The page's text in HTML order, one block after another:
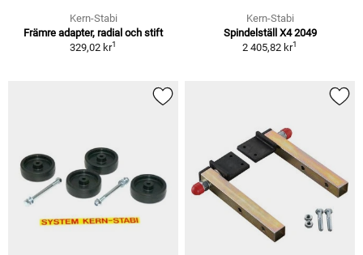
Kern-Stabi
Främre adapter, radial och stift
329,02 kr1
Kern-Stabi
Spindelställ X4 2049
2 405,82 kr1